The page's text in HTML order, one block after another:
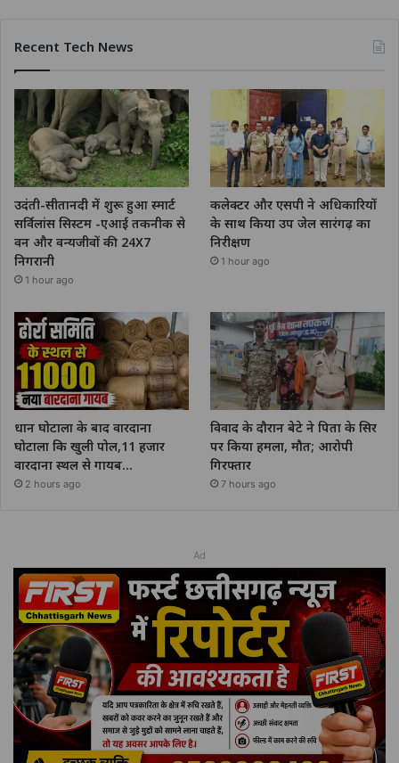
Recent Tech News
उदंती-सीतानदी में शुरू हुआ स्मार्ट
सर्विलांस सिस्टम -एआई तकनीक से
वन और वन्यजीवों की 24X7
निगरानी
1 hour ago
कलेक्टर और एसपी ने अधिकारियों
के साथ किया उप जेल सारंगढ़ का
निरीक्षण
1 hour ago
धान घोटाला के बाद वारदाना
घोटाला कि खुली पोल,11 हजार
वारदाना स्थल से गायब…
2 hours ago
विवाद के दौरान बेटे ने पिता के सिर
पर किया हमला, मौत; आरोपी
गिरफ्तार
7 hours ago
Ad